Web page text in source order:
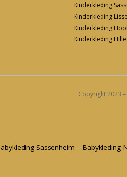
Kinderkleding
Kinderkleding Lisse
Kinderkleding
Kinderkleding
Copyright 2023
Sassenheim – Babykleding